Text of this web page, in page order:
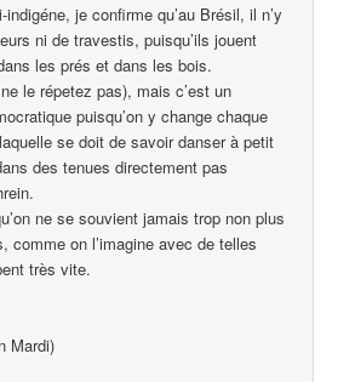
je confirme qu’au Brésil, il n’y
ni de travestis, puisqu’ils jouent
les prés et dans les bois.
le répetez pas), mais c’est un
puisqu’on y change chaque
se doit de savoir danser à petit
des tenues directement pas
ne se souvient jamais trop non plus
comme on l’imagine avec de telles
très vite.
Mardi)